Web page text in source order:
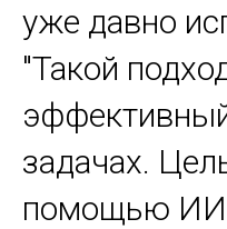
уже давно
"Такой
задачах.
помощью ИИ